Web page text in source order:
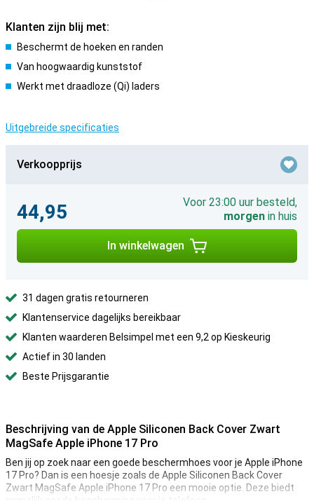
Klanten zijn blij met:
Beschermt de hoeken en randen
Van hoogwaardig kunststof
Werkt met draadloze (Qi) laders
Uitgebreide specificaties
Verkoopprijs
44,95
Voor 23:00 uur besteld,
morgen in huis
In winkelwagen
31 dagen gratis retourneren
Klantenservice dagelijks bereikbaar
Klanten waarderen Belsimpel met een 9,2 op Kieskeurig
Actief in 30 landen
Beste Prijsgarantie
Beschrijving van de Apple Siliconen Back Cover Zwart
MagSafe Apple iPhone 17 Pro
Ben jij op zoek naar een goede beschermhoes voor je Apple iPhone
17 Pro? Dan is een hoesje zoals de Apple Siliconen Back Cover
Zwart MagSafe Apple iPhone 17 Pro een mooie optie. Deze biedt